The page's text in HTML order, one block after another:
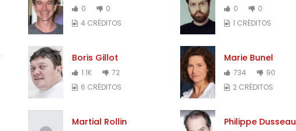
0
0
4 CRÉDITOS
0
0
1 CRÉDITOS
Boris Gillot
1.1K
72
6 CRÉDITOS
Marie Bunel
734
90
2 CRÉDITOS
Martial Rollin Philippe Dusseau